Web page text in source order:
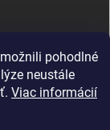
pohodlné
neustále
Viac informácií